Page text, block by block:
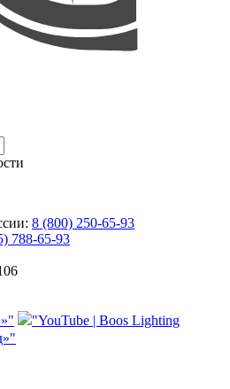
8 (800) 250-65-93
788-65-93
"YouTube | Boos Lighting